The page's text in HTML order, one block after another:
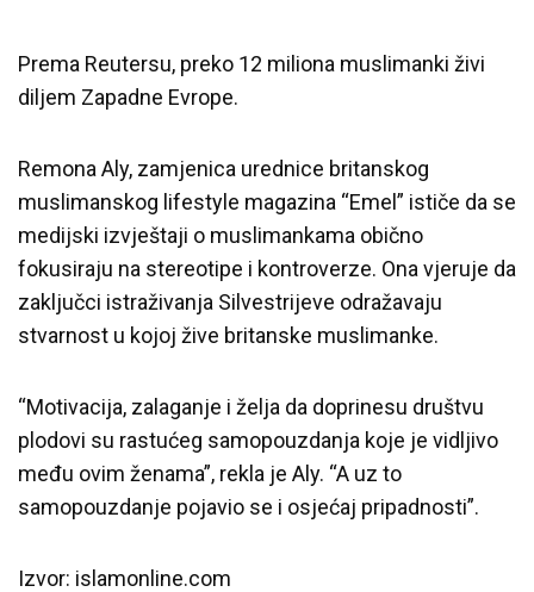
Prema Reutersu, preko 12 miliona muslimanki živi
diljem Zapadne Evrope.
Remona Aly, zamjenica urednice britanskog
muslimanskog lifestyle magazina “Emel” ističe da se
medijski izvještaji o muslimankama obično
fokusiraju na stereotipe i kontroverze. Ona vjeruje da
zaključci istraživanja Silvestrijeve odražavaju
stvarnost u kojoj žive britanske muslimanke.
“Motivacija, zalaganje i želja da doprinesu društvu
plodovi su rastućeg samopouzdanja koje je vidljivo
među ovim ženama”, rekla je Aly. “A uz to
samopouzdanje pojavio se i osjećaj pripadnosti”.
Izvor: islamonline.com